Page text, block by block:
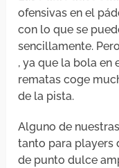
ofensivas en el
con lo que se
sencillamente.
, ya que la bola en
rematas coge
de la pista.
Alguno de
tanto para players
de punto dulce